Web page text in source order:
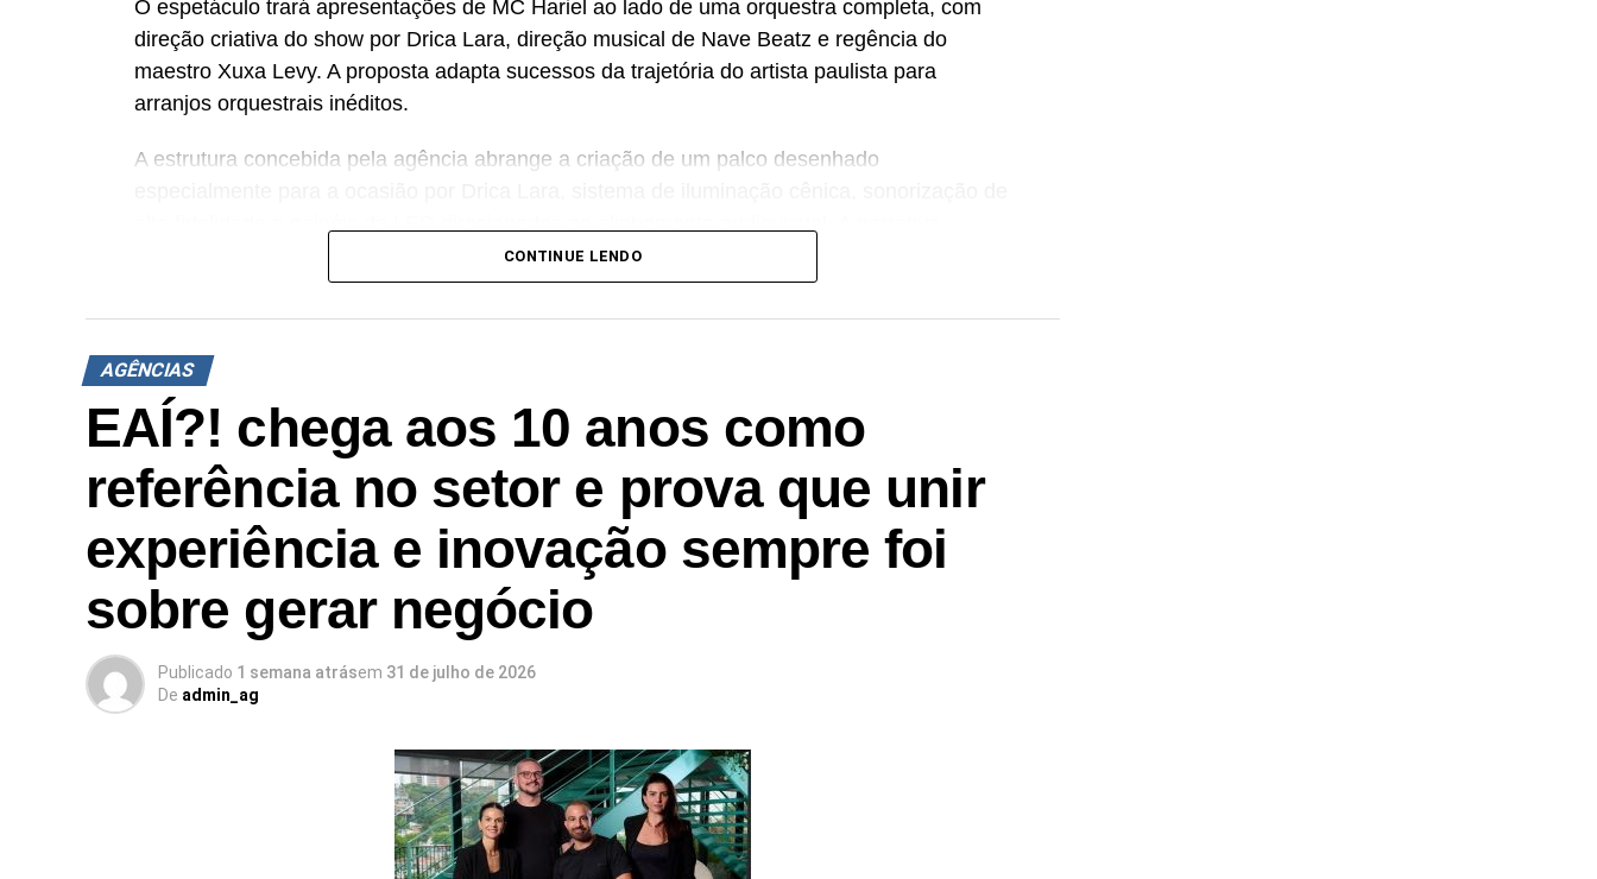
O espetáculo trará apresentações de MC Hariel ao lado de uma orquestra completa, com
direção criativa do show por Drica Lara, direção musical de Nave Beatz e regência do
maestro Xuxa Levy. A proposta adapta sucessos da trajetória do artista paulista para
arranjos orquestrais inéditos.
A estrutura concebida pela agência abrange a criação de um palco desenhado
imersiva estende a experiência do público desde a recepção no espaço até o encerramento
do evento. “Nosso objetivo foi desenvolver uma experiência que ampliasse a potência desse
encontro entre o funk e a música sinfônica, criando uma jornada imersiva para o público do
início ao fim do evento. É esse olhar estratégico, aliado à criatividade e à excelência na
execução, que buscamos levar para cada projeto”, declara Guil Salles, sócio da oito™.
CONTINUE LENDO
AGÊNCIAS
EAÍ?! chega aos 10 anos como
referência no setor e prova que unir
experiência e inovação sempre foi
sobre gerar negócio
Publicado 1 semana atrásem 31 de julho de 2026
De admin_ag